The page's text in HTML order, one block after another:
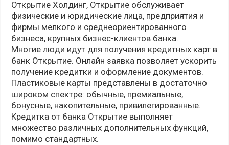
Открытие Холдинг, Открытие обслуживает
физические и юридические лица, предприятия и
фирмы мелкого и среднеориентированного
бизнеса, крупных бизнес-клиентов банка.
Многие люди идут для получения кредитных карт в
банк Открытие. Онлайн заявка позволяет ускорить
получение кредитки и оформление документов.
Пластиковые карты представлены в достаточно
широком спектре: обычные, премиальные,
бонусные, накопительные, привилегированные.
Кредитка от банка Открытие выполняет
множество различных дополнительных функций,
помимо стандартных.